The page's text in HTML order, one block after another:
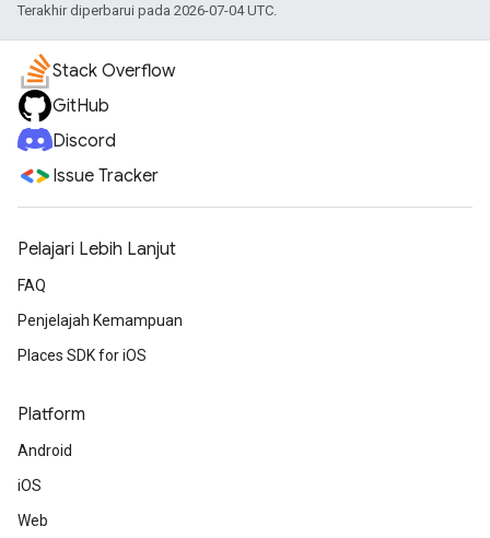
Terakhir diperbarui pada 2026-07-04 UTC.
Stack Overflow
GitHub
Discord
Issue Tracker
Pelajari Lebih Lanjut
FAQ
Penjelajah Kemampuan
Places SDK for iOS
Platform
Android
iOS
Web